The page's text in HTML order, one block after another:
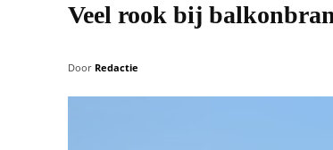
Veel rook bij
Door Redactie